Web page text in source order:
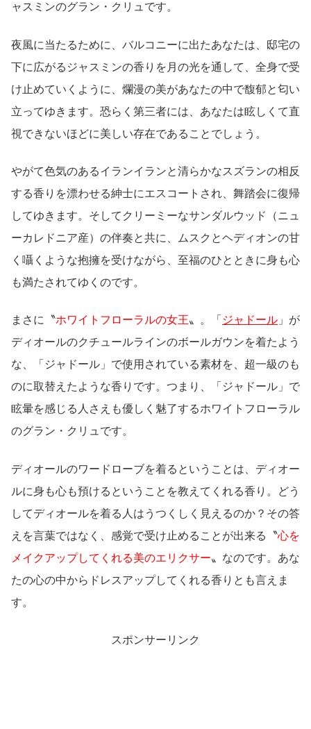
ャスミンのグラン・クリュです。
夜風に当たるために、バルコニーに出たあなたは、邸宅の
下に広がるジャスミンの香りを月の光を通して、全身で受
け止めていくように、爛漫の美があなたの中で馥郁と匂い
立ってゆきます。恐らく第三者には、あなたは眩しくて直
視できないほどに美しい存在であることでしょう。
やがて色気のあるイランイランと清らかなスズランの相反
する香りを漂わせる紳士にエスコートされ、舞踏会に復帰
してゆきます。そしてクリーミーなサンダルウッド（ニュ
ーカレドニア産）の伴奏と共に、ムスクとヘディオンの甘
く囁くような抱擁を受けながら、至福のひとときに身も心
も満たされてゆくのです。
まさに〝ホワイトフローラルの女王〟。「 ジャドール 」が
ディオールのクチュールラインのボールガウンを着たよう
な、「ジャドール」で使用されている素材を、超一級のも
のに取替えたような香りです。つまり、「ジャドール」で
眩暈を感じる人さえも優しく魅了するホワイトフローラル
のグラン・クリュです。
ディオールのワードローブを着るということは、ディオー
ルに身も心も預けるということを教えてくれる香り。どう
してディオールを着る人はうつくしく見えるのか？その答
えを言葉ではなく、感覚で受け止めることが出来る〝心を
メイクアップしてくれる美のエリクサー〟なのです。あな
たの心の中からドレスアップしてくれる香りとも言えま
す。
スポンサーリンク